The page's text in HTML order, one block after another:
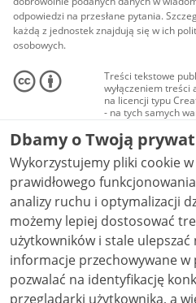
odpowiedzi na przesłane pytania.
każdą z jednostek znajdują się w ich
osobowych.
Treści tekstowe
wyłączeniem treści
na licencji typu
- na tych samych
Materiały
audio i wideo, są
Creative Commons:
niekomercyjne - bez
NC-ND 4.0), o ile
Dbamy o Twoją
Wykorzystujemy pliki cookie
prawidłowego
analizy ruchu i optymalizacji
możemy lepiej dostosować
użytkowników i stale ulepszać nasze
informacje przechowywane w
pozwalać na identyfikację
przeglądarki użytkownika, a